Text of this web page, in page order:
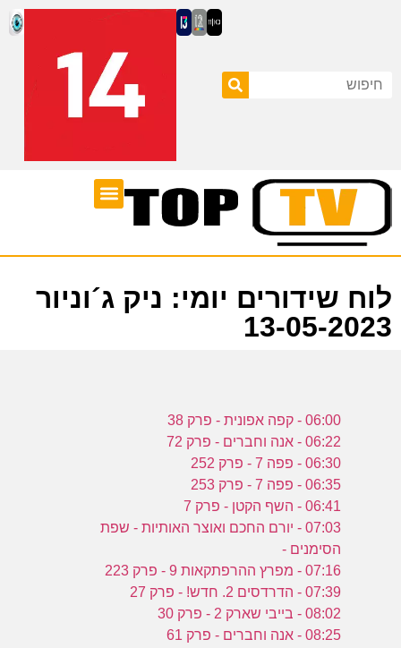
לוח שידורים יומי: ניק ג´וניור
13-05-2023
06:00 - קפה אפונית - פרק 38
06:22 - אנה וחברים - פרק 72
06:30 - פפה 7 - פרק 252
06:35 - פפה 7 - פרק 253
06:41 - השף הקטן - פרק 7
07:03 - יורם החכם ואוצר האותיות - שפת
הסימנים -
07:16 - מפרץ ההרפתקאות 9 - פרק 223
07:39 - הדרדסים 2. חדש! - פרק 27
08:02 - בייבי שארק 2 - פרק 30
08:25 - אנה וחברים - פרק 61